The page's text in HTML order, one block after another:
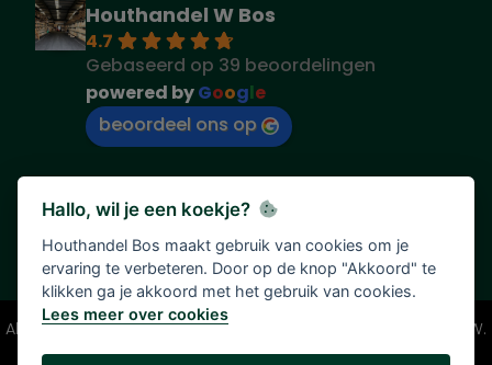
Houthandel W Bos
4.7
Gebaseerd op 39 beoordelingen
powered byGoogle
beoordeel ons op
Alle vermelde prijzen zijn onder voorbehoud en incl. 21% BTW.
Tenzij anders vermeld.
Hallo, wil je een koekje?
Houthandel Bos maakt gebruik van cookies om je
ervaring te verbeteren. Door op de knop "Akkoord" te
klikken ga je akkoord met het gebruik van cookies.
Lees meer over cookies